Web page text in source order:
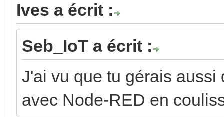
Ives a écrit :
Seb_IoT a écrit :
J'ai vu que tu gérais
avec Node-RED en